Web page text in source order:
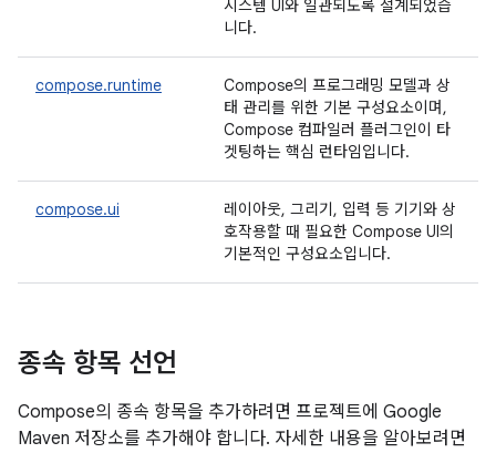
시스템 UI와 일관되도록 설계되었습
니다.
compose.runtime
Compose의 프로그래밍 모델과 상
태 관리를 위한 기본 구성요소이며,
Compose 컴파일러 플러그인이 타
겟팅하는 핵심 런타임입니다.
compose.ui
레이아웃, 그리기, 입력 등 기기와 상
호작용할 때 필요한 Compose UI의
기본적인 구성요소입니다.
종속 항목 선언
Compose의 종속 항목을 추가하려면 프로젝트에 Google
Maven 저장소를 추가해야 합니다. 자세한 내용을 알아보려면